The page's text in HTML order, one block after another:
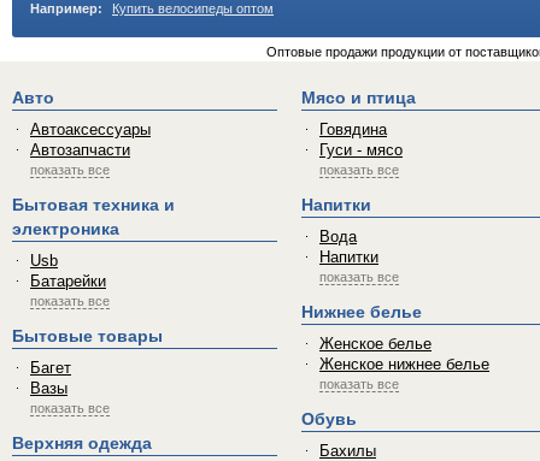
Например: Купить велосипеды оптом
Оптовые продажи продукции от
Авто
Автоаксессуары
Автозапчасти
показать все
Бытовая техника и
электроника
Usb
Батарейки
показать все
Бытовые товары
Багет
Вазы
показать все
Верхняя одежда
Мясо и птица
Говядина
Гуси - мясо
показать все
Напитки
Вода
Напитки
показать все
Нижнее белье
Женское белье
Женское нижнее белье
показать все
Обувь
Бахилы